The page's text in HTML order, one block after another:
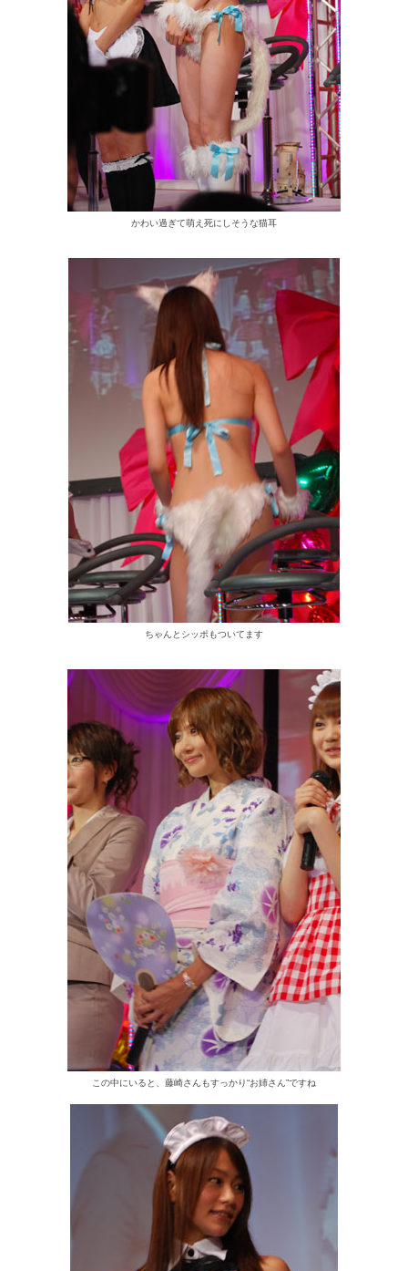
かわい過ぎて萌え死にしそうな猫耳
ちゃんとシッポもついてます
この中にいると、藤崎さんもすっかり“お姉さん”ですね